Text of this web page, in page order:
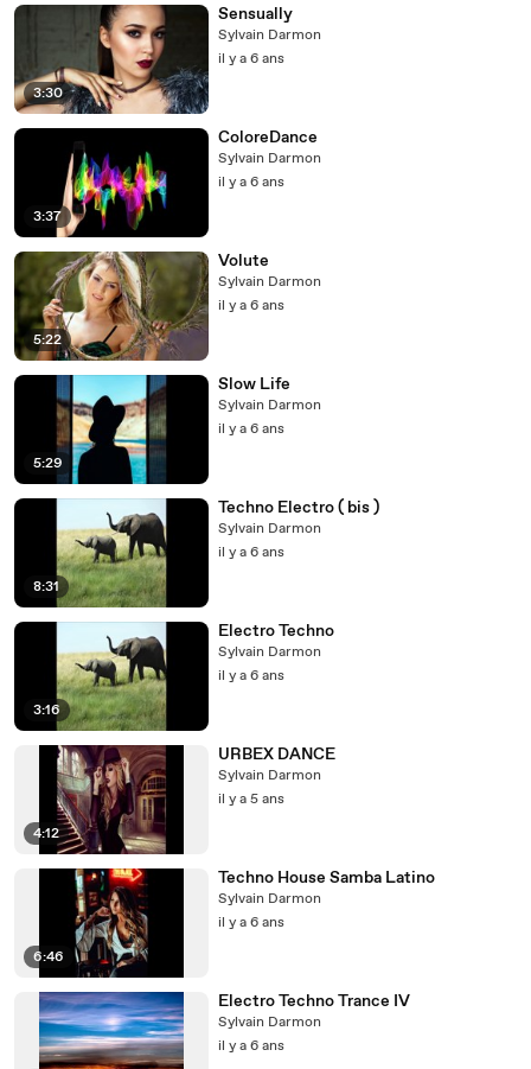
3:30
Sensually
Sylvain Darmon
il y a 6 ans
3:37
ColoreDance
Sylvain Darmon
il y a 6 ans
5:22
Volute
Sylvain Darmon
il y a 6 ans
5:29
Slow Life
Sylvain Darmon
il y a 6 ans
8:31
Techno Electro ( bis )
Sylvain Darmon
il y a 6 ans
3:16
Electro Techno
Sylvain Darmon
il y a 6 ans
4:12
URBEX DANCE
Sylvain Darmon
il y a 5 ans
6:46
Techno House Samba Latino
Sylvain Darmon
il y a 6 ans
Electro Techno Trance IV
Sylvain Darmon
il y a 6 ans